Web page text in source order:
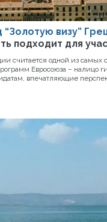
визу”
подходит для
считается одной из самых
Евросоюза – налицо
впечатляющие